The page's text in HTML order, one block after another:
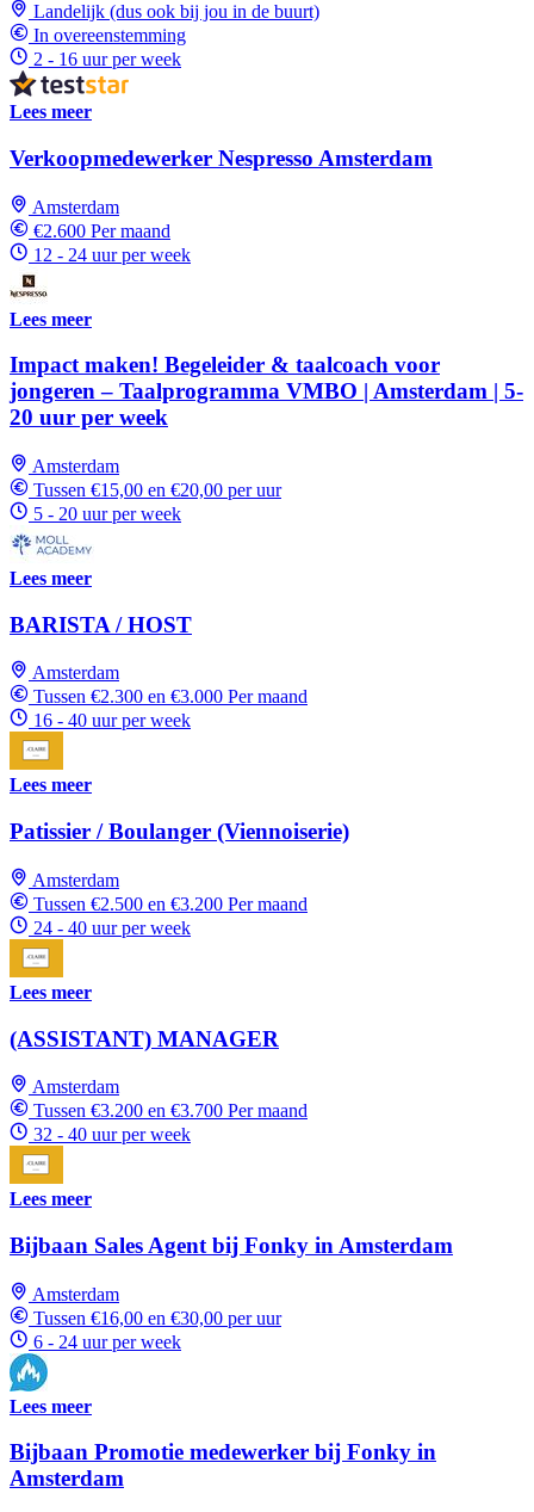
Landelijk (dus ook bij jou in de buurt)
In overeenstemming
2 - 16 uur per week
Lees meer
Verkoopmedewerker Nespresso Amsterdam
Amsterdam
€2.600 Per maand
12 - 24 uur per week
Lees meer
Impact maken! Begeleider & taalcoach voor
jongeren – Taalprogramma VMBO | Amsterdam | 5-
20 uur per week
Amsterdam
Tussen €15,00 en €20,00 per uur
5 - 20 uur per week
Lees meer
BARISTA / HOST
Amsterdam
Tussen €2.300 en €3.000 Per maand
16 - 40 uur per week
Lees meer
Patissier / Boulanger (Viennoiserie)
Amsterdam
Tussen €2.500 en €3.200 Per maand
24 - 40 uur per week
Lees meer
(ASSISTANT) MANAGER
Amsterdam
Tussen €3.200 en €3.700 Per maand
32 - 40 uur per week
Lees meer
Bijbaan Sales Agent bij Fonky in Amsterdam
Amsterdam
Tussen €16,00 en €30,00 per uur
6 - 24 uur per week
Lees meer
Bijbaan Promotie medewerker bij Fonky in
Amsterdam